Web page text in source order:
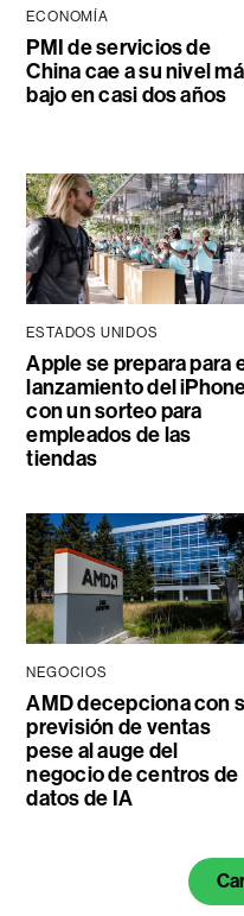
ECONOMÍA
PMI de servicios de
China cae a su nivel
bajo en casi dos años
ESTADOS UNIDOS
Apple se prepara para
lanzamiento del
con un sorteo para
empleados de las
tiendas
NEGOCIOS
AMD decepciona con
previsión de ventas
pese al auge del
negocio de centros de
datos de IA